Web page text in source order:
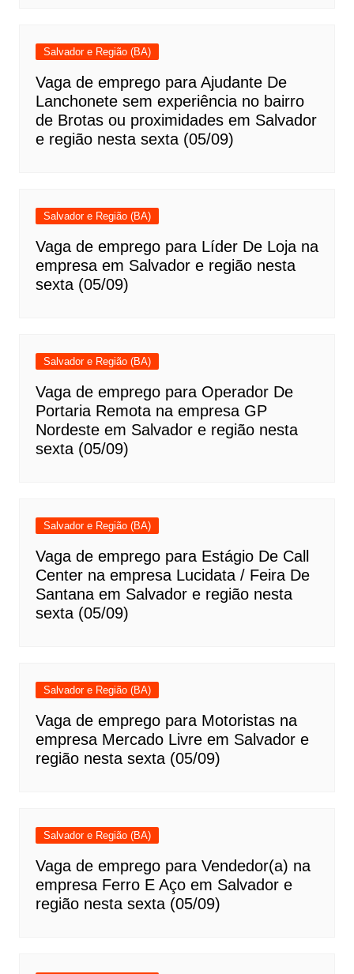
Salvador e Região (BA)
Vaga de emprego para Ajudante De
Lanchonete sem experiência no bairro
de Brotas ou proximidades em Salvador
e região nesta sexta (05/09)
Salvador e Região (BA)
Vaga de emprego para Líder De Loja na
empresa em Salvador e região nesta
sexta (05/09)
Salvador e Região (BA)
Vaga de emprego para Operador De
Portaria Remota na empresa GP
Nordeste em Salvador e região nesta
sexta (05/09)
Salvador e Região (BA)
Vaga de emprego para Estágio De Call
Center na empresa Lucidata / Feira De
Santana em Salvador e região nesta
sexta (05/09)
Salvador e Região (BA)
Vaga de emprego para Motoristas na
empresa Mercado Livre em Salvador e
região nesta sexta (05/09)
Salvador e Região (BA)
Vaga de emprego para Vendedor(a) na
empresa Ferro E Aço em Salvador e
região nesta sexta (05/09)